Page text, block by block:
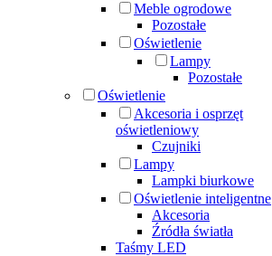
Meble ogrodowe
Pozostałe
Oświetlenie
Lampy
Pozostałe
Oświetlenie
Akcesoria i osprzęt
oświetleniowy
Czujniki
Lampy
Lampki biurkowe
Oświetlenie inteligentne
Akcesoria
Źródła światła
Taśmy LED